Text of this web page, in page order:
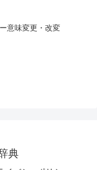
意味変更・改変
典